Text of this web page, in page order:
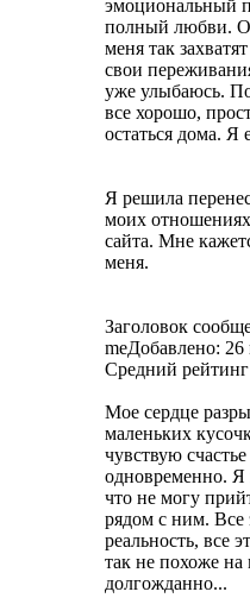
эмоциональный
полный любви.
меня так
свои
уже улыбаюсь.
все хорошо,
остаться дома.
Я решила
моих
сайта. Мне
меня.
Заголовок
meДобавлено:
Средний
Мое сердце
маленьких
чувствую
одновременно. Я
что не могу
рядом с ним. Все
реальность, все
так не похоже
долгожданно...